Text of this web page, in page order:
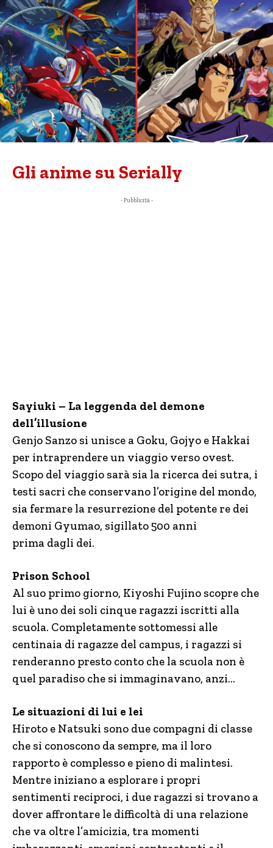
Gli anime su Serially
- Pubblicità -
Sayiuki – La leggenda del demone
dell’illusione
Genjo Sanzo si unisce a Goku, Gojyo e Hakkai
per intraprendere un viaggio verso ovest.
Scopo del viaggio sarà sia la ricerca dei sutra, i
testi sacri che conservano l’origine del mondo,
sia fermare la resurrezione del potente re dei
demoni Gyumao, sigillato 500 anni
prima dagli dei.
Prison School
Al suo primo giorno, Kiyoshi Fujino scopre che
lui è uno dei soli cinque ragazzi iscritti alla
scuola. Completamente sottomessi alle
centinaia di ragazze del campus, i ragazzi si
renderanno presto conto che la scuola non è
quel paradiso che si immaginavano, anzi…
Le situazioni di lui e lei
Hiroto e Natsuki sono due compagni di classe
che si conoscono da sempre, ma il loro
rapporto è complesso e pieno di malintesi.
Mentre iniziano a esplorare i propri
sentimenti reciproci, i due ragazzi si trovano a
dover affrontare le difficoltà di una relazione
che va oltre l’amicizia, tra momenti